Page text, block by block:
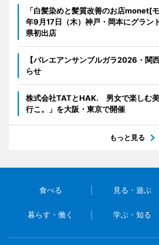
「白髪染めと髪質改善のお店monet[
年9月17日（木）神戸・岡本にグラン
県初出店
【バレエアンサンブルガラ2026・関
らせ
株式会社TATとHAK. 男女で楽しむ
行こ。」を大阪・東京で開催
もっと見る
食べる 見る・遊ぶ
暮らす・働く 学ぶ・知る